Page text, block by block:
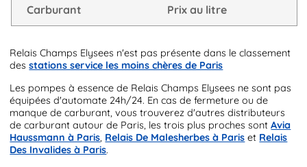
Carburant Prix au litre
Relais Champs Elysees n'est pas présente dans le classement
desstations service les moins chères de Paris
Les pompes à essence de Relais Champs Elysees ne sont pas
équipées d'automate 24h/24. En cas de fermeture ou de
manque de carburant, vous trouverez d'autres distributeurs
de carburant autour de Paris, les trois plus proches sontAvia
Haussmann à Paris Relais De Malesherbes à Paris et Relais
Des Invalides à Paris.